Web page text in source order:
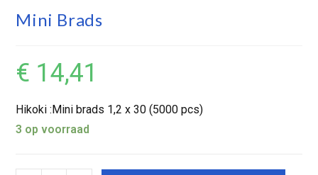
Mini Brads
€ 14,41
Hikoki :Mini brads 1,2 x 30 (5000 pcs)
3 op voorraad